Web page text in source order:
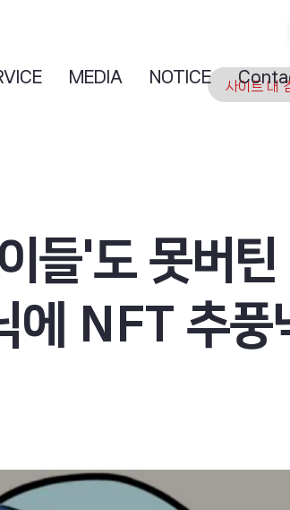
MEDIA NOTICE
들'도 못버틴
에 NFT 추풍